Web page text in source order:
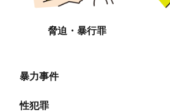
脅迫・暴行罪
暴力事件
性犯罪